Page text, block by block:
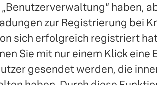
„Benutzerverwaltung“ haben,
zur Registrierung bei
sich erfolgreich registriert
Sie mit nur einem Klick eine
gesendet werden, die